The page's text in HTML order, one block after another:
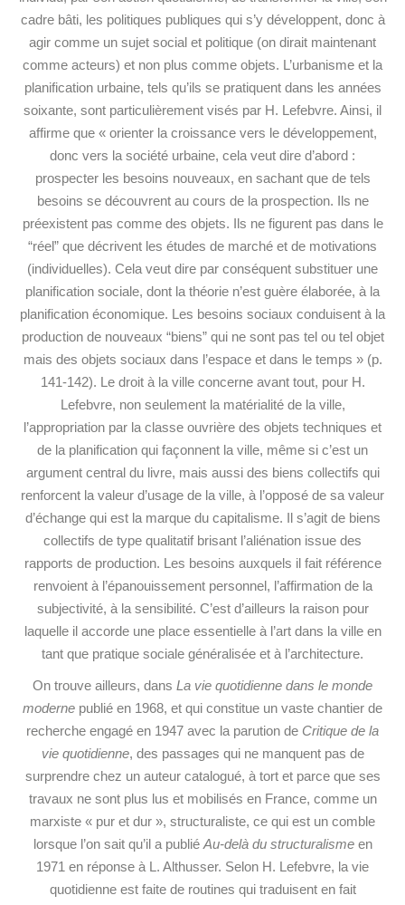
cadre bâti, les politiques publiques qui s’y développent, donc à
agir comme un sujet social et politique (on dirait maintenant
comme acteurs) et non plus comme objets. L’urbanisme et la
planification urbaine, tels qu’ils se pratiquent dans les années
soixante, sont particulièrement visés par H. Lefebvre. Ainsi, il
affirme que « orienter la croissance vers le développement,
donc vers la société urbaine, cela veut dire d’abord :
prospecter les besoins nouveaux, en sachant que de tels
besoins se découvrent au cours de la prospection. Ils ne
préexistent pas comme des objets. Ils ne figurent pas dans le
“réel” que décrivent les études de marché et de motivations
(individuelles). Cela veut dire par conséquent substituer une
planification sociale, dont la théorie n’est guère élaborée, à la
planification économique. Les besoins sociaux conduisent à la
production de nouveaux “biens” qui ne sont pas tel ou tel objet
mais des objets sociaux dans l’espace et dans le temps » (p.
141-142). Le droit à la ville concerne avant tout, pour H.
Lefebvre, non seulement la matérialité de la ville,
l’appropriation par la classe ouvrière des objets techniques et
de la planification qui façonnent la ville, même si c’est un
argument central du livre, mais aussi des biens collectifs qui
renforcent la valeur d’usage de la ville, à l’opposé de sa valeur
d’échange qui est la marque du capitalisme. Il s’agit de biens
collectifs de type qualitatif brisant l’aliénation issue des
rapports de production. Les besoins auxquels il fait référence
renvoient à l’épanouissement personnel, l’affirmation de la
subjectivité, à la sensibilité. C’est d’ailleurs la raison pour
laquelle il accorde une place essentielle à l’art dans la ville en
tant que pratique sociale généralisée et à l’architecture.
On trouve ailleurs, dans La vie quotidienne dans le monde
moderne publié en 1968, et qui constitue un vaste chantier de
recherche engagé en 1947 avec la parution de Critique de la
vie quotidienne, des passages qui ne manquent pas de
surprendre chez un auteur catalogué, à tort et parce que ses
travaux ne sont plus lus et mobilisés en France, comme un
marxiste « pur et dur », structuraliste, ce qui est un comble
lorsque l’on sait qu’il a publié Au-delà du structuralismeen
1971 en réponse à L. Althusser. Selon H. Lefebvre, la vie
quotidienne est faite de routines qui traduisent en fait